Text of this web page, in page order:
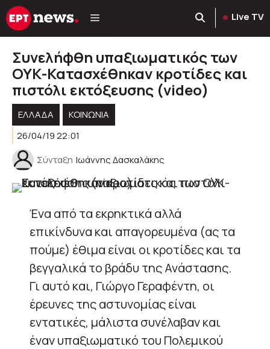
Μετάβαση
σε
Live TV
Συνελήφθη υπαξιωματικός των
ΟΥΚ-Κατασχέθηκαν κροτίδες και
πιστόλι εκτόξευσης (video)
ΕΛΛΑΔΑ
ΚΟΙΝΩΝΊΑ
26/04/19 22:01
Σύνταξη Ιωάννης Δασκαλάκης
Ένα από τα εκρηκτικά αλλά
επικίνδυνα και απαγορευμένα (ας τα
πούμε) έθιμα είναι οι κροτίδες και τα
βεγγαλικά το βράδυ της Ανάστασης.
Γι αυτό και, Γιώργο Γεραφέντη, οι
έρευνες της αστυνομίας είναι
εντατικές, μάλιστα συνέλαβαν και
έναν υπαξιωματικό του Πολεμικού